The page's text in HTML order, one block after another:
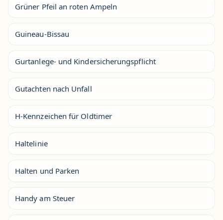
Grüner Pfeil an roten Ampeln
Guineau-Bissau
Gurtanlege- und Kindersicherungspflicht
Gutachten nach Unfall
H-Kennzeichen für Oldtimer
Haltelinie
Halten und Parken
Handy am Steuer